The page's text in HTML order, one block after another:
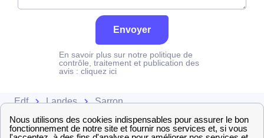
Envoyer
En savoir plus sur notre politique de
contrôle, traitement et publication des
avis : cliquez ici
Edf Landes Sarron